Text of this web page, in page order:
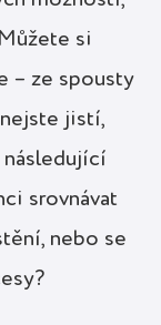
si
– ze spousty
nejste jistí,
srovnávat
nebo se